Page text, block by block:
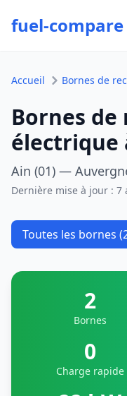
fuel-compare
Accueil Bornes de
Bornes de
électrique
Ain (01) —
Dernière mise à jour : 7
Toutes les bornes
2
Bornes
0
Charge rapide